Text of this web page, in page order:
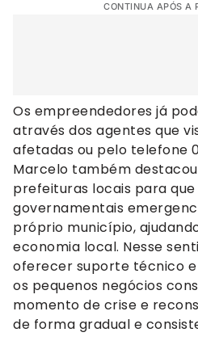
CONTINUA APÓS A
Os empreendedores já
através dos agentes que
afetadas ou pelo telefone
Marcelo também
prefeituras locais para
governamentais
próprio município,
economia local. Nesse
oferecer suporte técnico
os pequenos negócios
momento de crise e
de forma gradual e